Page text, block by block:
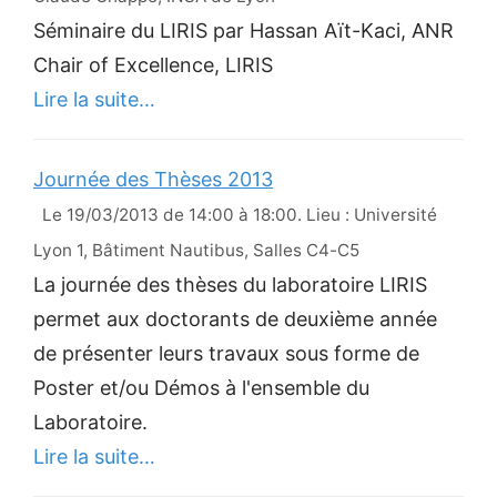
Séminaire du LIRIS par Hassan Aït-Kaci, ANR
Chair of Excellence, LIRIS
Lire la suite…
Journée des Thèses 2013
Le 19/03/2013 de 14:00 à 18:00. Lieu : Université
Lyon 1, Bâtiment Nautibus, Salles C4-C5
La journée des thèses du laboratoire LIRIS
permet aux doctorants de deuxième année
de présenter leurs travaux sous forme de
Poster et/ou Démos à l'ensemble du
Laboratoire.
Lire la suite…